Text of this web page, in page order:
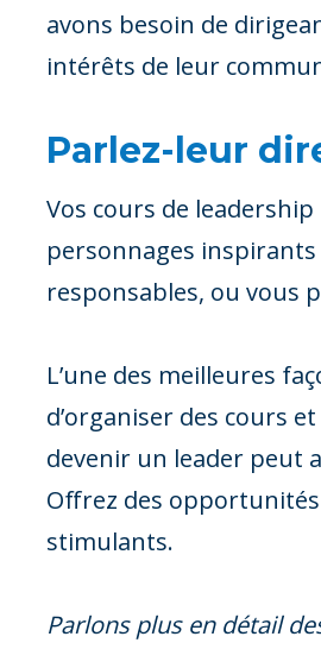
avons besoin de
intérêts de leur
Parlez-leur
Vos cours de
personnages
responsables, ou vous
L’une des meilleures
d’organiser des cours
devenir un leader peut
Offrez des
stimulants.
Parlons plus en détail